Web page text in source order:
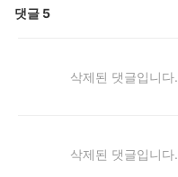
댓글 5
삭제된 댓글입니다.
삭제된 댓글입니다.